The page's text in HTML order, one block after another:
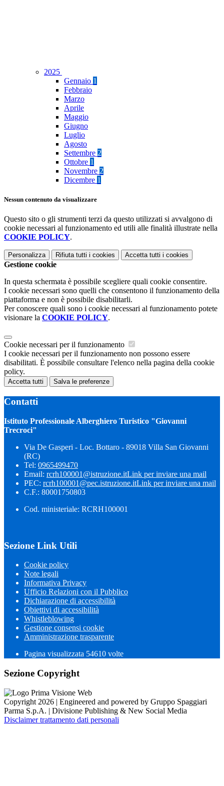
2025
Gennaio 1
Febbraio
Marzo
Aprile
Maggio
Giugno
Luglio
Agosto
Settembre 2
Ottobre 1
Novembre 2
Dicembre 1
Nessun contenuto da visualizzare
Questo sito o gli strumenti terzi da questo utilizzati si avvalgono di
cookie necessari al funzionamento ed utili alle finalità illustrate nella
COOKIE POLICY.
Personalizza Rifiuta tutti i cookies Accetta tutti i cookies
Gestione cookie
In questa schermata è possibile scegliere quali cookie consentire.
I cookie necessari sono quelli che consentono il funzionamento della
piattaforma e non è possibile disabilitarli.
Per conoscere quali sono i cookie necessari al funzionamento potete
visionare la COOKIE POLICY.
Cookie necessari per il funzionamento
I cookie necessari per il funzionamento non possono essere
disabilitati. È possibile consultare l'elenco nella pagina della cookie
policy.
Accetta tutti Salva le preferenze
Contatti
Istituto Professionale Alberghiero Turistico "Giovanni
Trecroci"
Via De Gasperi - Loc. Bottaro - 89018 Villa San Giovanni
(RC)
Tel: 0965499470
Email: rcrh100001@istruzione.itLink per inviare una mail
PEC: rcrh100001@pec.istruzione.itLink per inviare una mail
C.F.: 80001750803
Cod. ministeriale: RCRH100001
Sezione Link Utili
Cookie policy
Note legali
Informativa Privacy
Ufficio Relazioni con il Pubblico
Dichiarazione di accessibilità
Obiettivi di accessibilità
Whistleblowing
Gestione consensi cookie
Amministrazione trasparente
Pagina visualizzata 54610 volte
Sezione Copyright
Copyright 2026 | Engineered and powered by Gruppo Spaggiari
Parma S.p.A. | Divisione Publishing & New Social Media
Disclaimer trattamento dati personali